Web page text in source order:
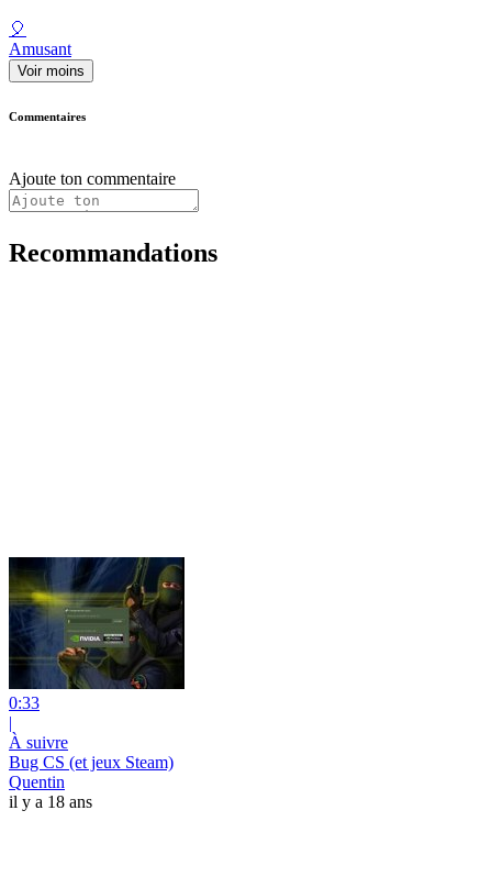
🎈
Amusant
Voir moins
Commentaires
Ajoute ton commentaire
Recommandations
0:33
|
À suivre
Bug CS (et jeux Steam)
Quentin
il y a 18 ans